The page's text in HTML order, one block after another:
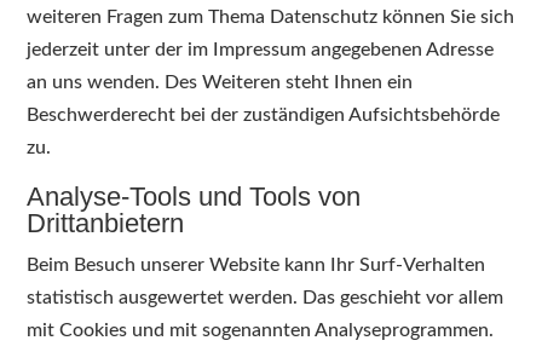
weiteren Fragen zum Thema Datenschutz können Sie sich
jederzeit unter der im Impressum angegebenen Adresse
an uns wenden. Des Weiteren steht Ihnen ein
Beschwerderecht bei der zuständigen Aufsichtsbehörde
zu.
Analyse-Tools und Tools von
Drittanbietern
Beim Besuch unserer Website kann Ihr Surf-Verhalten
statistisch ausgewertet werden. Das geschieht vor allem
mit Cookies und mit sogenannten Analyseprogrammen.